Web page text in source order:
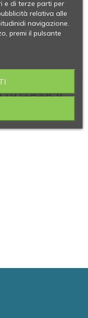
CLASSE B
e di terze parti per
relativa alle
navigazione.
premi il pulsante